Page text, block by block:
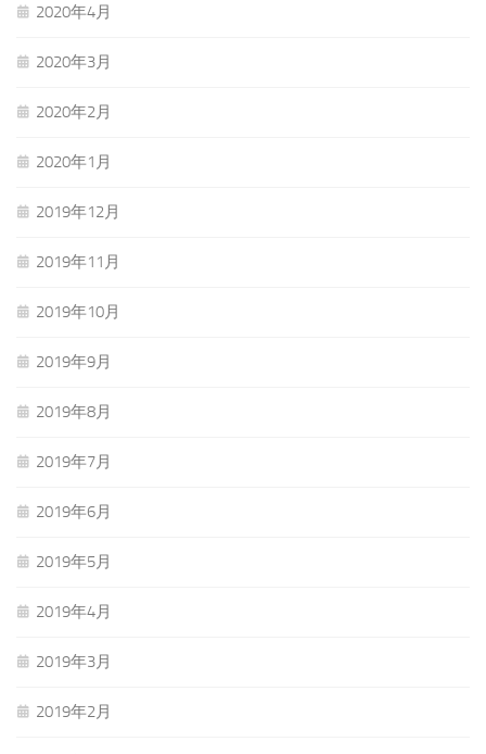
2020年4月
2020年3月
2020年2月
2020年1月
2019年12月
2019年11月
2019年10月
2019年9月
2019年8月
2019年7月
2019年6月
2019年5月
2019年4月
2019年3月
2019年2月